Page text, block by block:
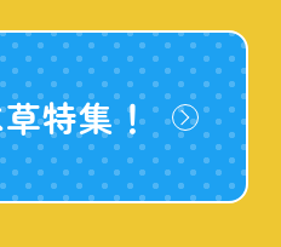
特集！